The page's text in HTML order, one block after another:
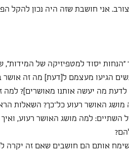
אני חושבת שזה היה נכון להקל
יסוד למטפיזיקה של המידות״,
הגיעו מעצמם ל[דעת] מה זה
לדעת מה יעשה אותנו מאושרים]? למה
האושר רעוע כל־כך? השאלות
למה מושג האושר רעוע,
אותם הם חושבים שאם זה יקרה